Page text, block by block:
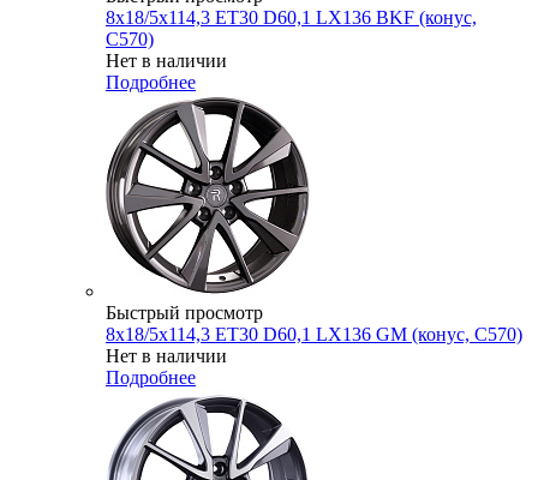
8x18/5x114,3 ET30 D60,1 LX136 BKF (конус,
C570)
Нет в наличии
Подробнее
Быстрый просмотр
8x18/5x114,3 ET30 D60,1 LX136 GM (конус, C570)
Нет в наличии
Подробнее